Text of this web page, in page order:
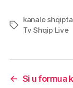
Tags
kanale
Tv Shqip Live
← Si u formua